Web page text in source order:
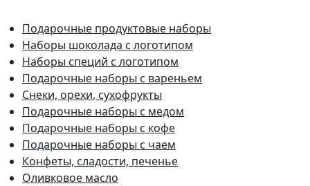
Подарочные продуктовые наборы
Наборы шоколада с логотипом
Наборы специй с логотипом
Подарочные наборы с вареньем
Снеки, орехи, сухофрукты
Подарочные наборы с медом
Подарочные наборы с кофе
Подарочные наборы с чаем
Конфеты, сладости, печенье
Оливковое масло